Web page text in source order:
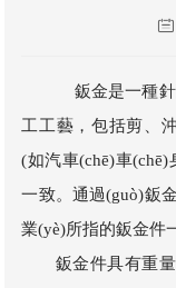
鈑金是一種針
工工藝，包括剪、
(如汽車(chē)車
一致。通過(guò)鈑
業(yè)所指的鈑金件
鈑金件具有重量